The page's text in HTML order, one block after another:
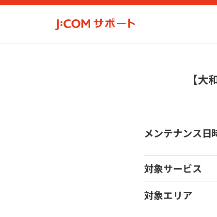
【
メンテナンス日
対象サービス
対象エリア